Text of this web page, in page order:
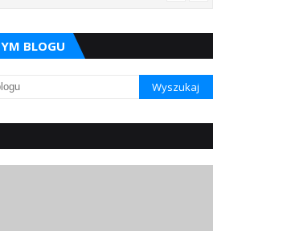
BLOGU